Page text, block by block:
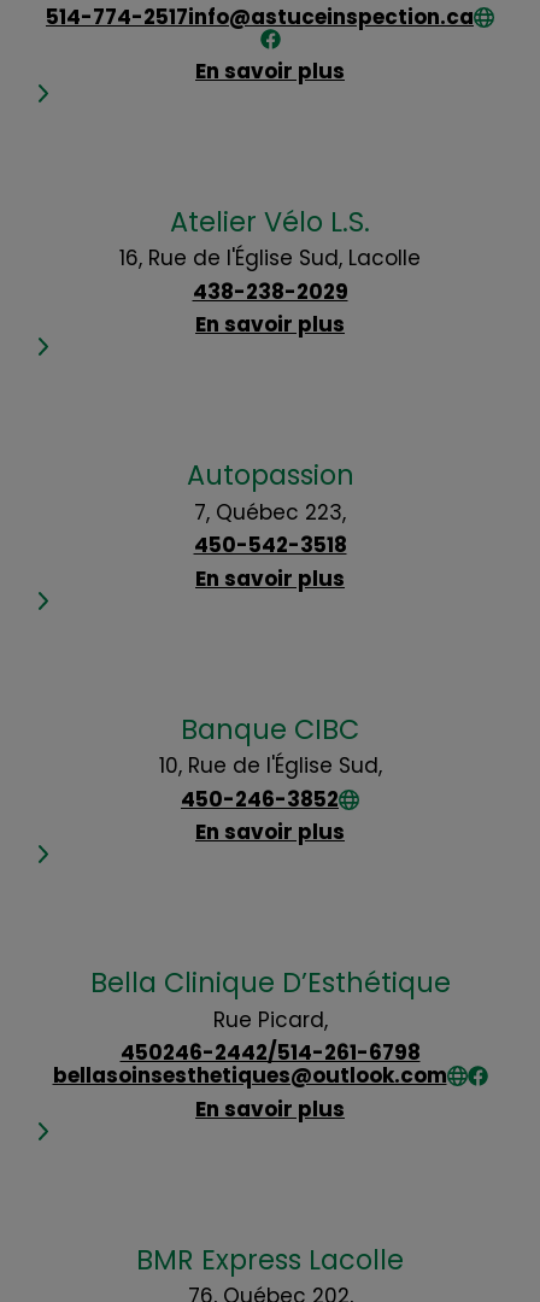
514-774-2517info@astuceinspection.ca
En savoir plus
Atelier Vélo L.S.
16, Rue de l'Église Sud, Lacolle
438-238-2029
En savoir plus
Autopassion
7, Québec 223,
450-542-3518
En savoir plus
Banque CIBC
10, Rue de l'Église Sud,
450-246-3852
En savoir plus
Bella Clinique D’Esthétique
Rue Picard,
450246-2442/514-261-6798
bellasoinsesthetiques@outlook.com
En savoir plus
BMR Express Lacolle